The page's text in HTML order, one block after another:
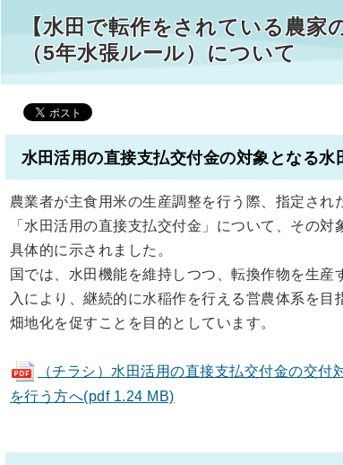
【水田で転作をされている農家
（5年水張ルール）について
水田活用の直接支払交付金の対象となる水
農業者が主食用米の生産調整を行う際、指定さ
「水田活用の直接支払交付金」について、その
具体的に示されました。
国では、水田機能を維持しつつ、転換作物を生
入により、継続的に水稲作を行える営農体系を
畑地化を促すことを目的としています。
（チラシ）水田活用の直接支払交付金の交
を行う方へ(pdf 1.24 MB)